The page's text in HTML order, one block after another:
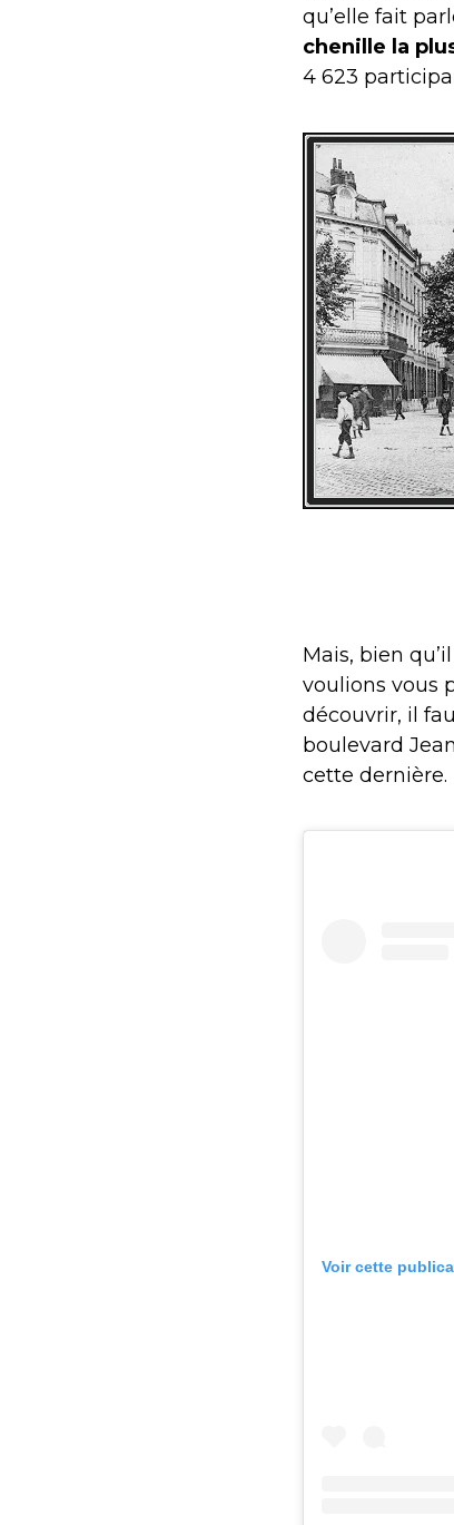
qu’elle fait
chenille la
4 623
Mais, bien
voulions vous
découvrir, il
boulevard
cette dernière.
Voir cette